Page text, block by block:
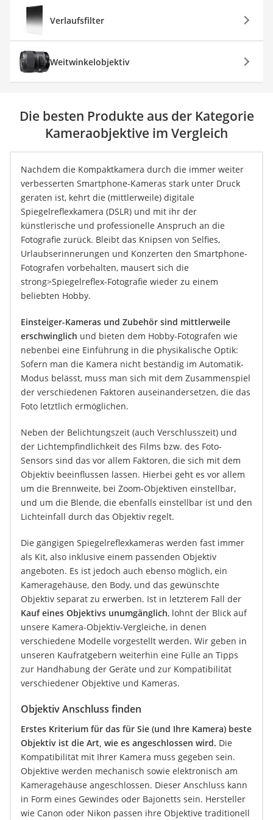
Verlaufsfilter
Weitwinkelobjektiv
Die besten Produkte aus der Kategorie
Kameraobjektive im Vergleich
Nachdem die Kompaktkamera durch die immer weiter
verbesserten Smartphone-Kameras stark unter Druck
geraten ist, kehrt die (mittlerweile) digitale
Spiegelreflexkamera (DSLR) und mit ihr der
künstlerische und professionelle Anspruch an die
Fotografie zurück. Bleibt das Knipsen von Selfies,
Urlaubserinnerungen und Konzerten den Smartphone-
Fotografen vorbehalten, mausert sich die
strong>Spiegelreflex-Fotografie wieder zu einem
beliebten Hobby.
Einsteiger-Kameras und Zubehör sind mittlerweile
erschwinglich und bieten dem Hobby-Fotografen wie
nebenbei eine Einführung in die physikalische Optik:
Sofern man die Kamera nicht beständig im Automatik-
Modus belässt, muss man sich mit dem Zusammenspiel
der verschiedenen Faktoren auseinandersetzen, die das
Foto letztlich ermöglichen.
Neben der Belichtungszeit (auch Verschlusszeit) und
der Lichtempfindlichkeit des Films bzw. des Foto-
Sensors sind das vor allem Faktoren, die sich mit dem
Objektiv beeinflussen lassen. Hierbei geht es vor allem
um die Brennweite, bei Zoom-Objektiven einstellbar,
und um die Blende, die ebenfalls einstellbar ist und den
Lichteinfall durch das Objektiv regelt.
Die gängigen Spiegelreflexkameras werden fast immer
als Kit, also inklusive einem passenden Objektiv
angeboten. Es ist jedoch auch ebenso möglich, ein
Kameragehäuse, den Body, und das gewünschte
Objektiv separat zu erwerben. Ist in letzterem Fall der
Kauf eines Objektivs unumgänglich, lohnt der Blick auf
unsere Kamera-Objektiv-Vergleiche, in denen
verschiedene Modelle vorgestellt werden. Wir geben in
unseren Kaufratgebern weiterhin eine Fülle an Tipps
zur Handhabung der Geräte und zur Kompatibilität
verschiedener Objektive und Kameras.
Objektiv Anschluss finden
Erstes Kriterium für das für Sie (und Ihre Kamera) beste
Objektiv ist die Art, wie es angeschlossen wird. Die
Kompatibilität mit Ihrer Kamera muss gegeben sein.
Objektive werden mechanisch sowie elektronisch am
Kameragehäuse angeschlossen. Dieser Anschluss kann
in Form eines Gewindes oder Bajonetts sein. Hersteller
wie Canon oder Nikon passen ihre Objektive traditionell